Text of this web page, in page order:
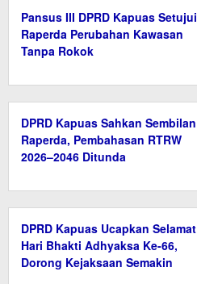
Pansus III DPRD Kapuas Setujui
Raperda Perubahan Kawasan
Tanpa Rokok
DPRD Kapuas Sahkan Sembilan
Raperda, Pembahasan RTRW
2026–2046 Ditunda
DPRD Kapuas Ucapkan Selamat
Hari Bhakti Adhyaksa Ke-66,
Dorong Kejaksaan Semakin